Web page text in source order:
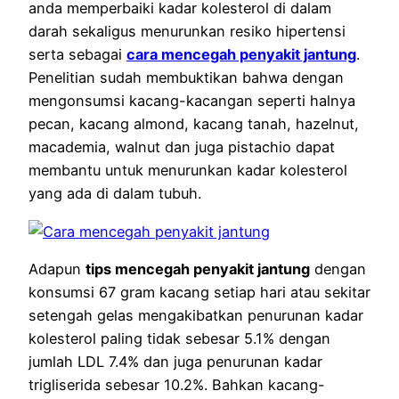
anda memperbaiki kadar kolesterol di dalam
darah sekaligus menurunkan resiko hipertensi
serta sebagai cara mencegah penyakit jantung.
Penelitian sudah membuktikan bahwa dengan
mengonsumsi kacang-kacangan seperti halnya
pecan, kacang almond, kacang tanah, hazelnut,
macademia, walnut dan juga pistachio dapat
membantu untuk menurunkan kadar kolesterol
yang ada di dalam tubuh.
Adapun tips mencegah penyakit jantung dengan
konsumsi 67 gram kacang setiap hari atau sekitar
setengah gelas mengakibatkan penurunan kadar
kolesterol paling tidak sebesar 5.1% dengan
jumlah LDL 7.4% dan juga penurunan kadar
trigliserida sebesar 10.2%. Bahkan kacang-